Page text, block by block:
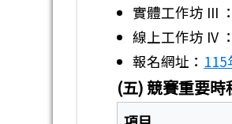
實體工作坊 III
線上工作坊 IV
報名網址：
(五) 競賽重要時